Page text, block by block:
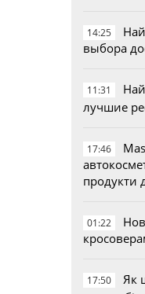
14:25
выбора
11:31
лучшие
17:46
продукти
01:22
17:50
Як